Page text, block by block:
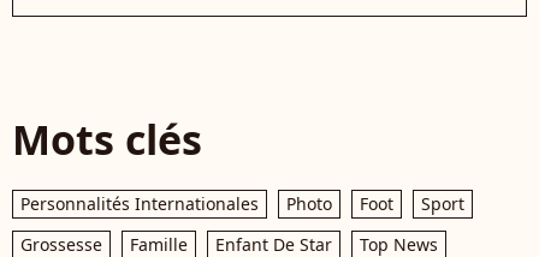
Mots clés
Personnalités Internationales Photo Foot
Sport
Grossesse
Famille Enfant De Star Top News